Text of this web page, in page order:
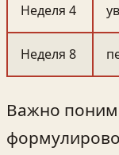
Неделя 4
Неделя 8
Важно